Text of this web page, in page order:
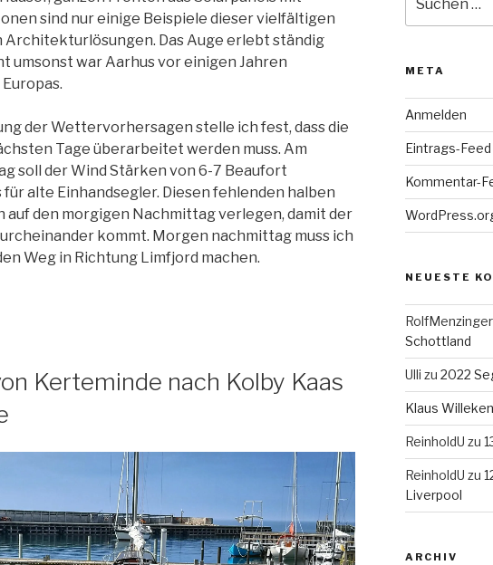
sind nur einige Beispiele dieser vielfältigen
Das Auge erlebt ständig
umsonst war Aarhus vor einigen Jahren
der Wettervorhersagen stelle ich fest, dass die
Tage überarbeitet werden muss. Am
soll der Wind Stärken von 6-7 Beaufort
alte Einhandsegler. Diesen fehlenden halben
auf den morgigen Nachmittag verlegen, damit der
kommt. Morgen nachmittag muss ich
Weg in Richtung Limfjord machen.
Kerteminde nach Kolby Kaas
nach:
META
Anmelden
Eintrags-Feed
Kommentar-
NEUESTE
RolfMenzinger
Schottland
Ulli zu 2022
Klaus
ReinholdU zu
ReinholdU zu
Liverpool
ARCHIV